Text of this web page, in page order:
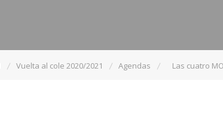
Vuelta al cole 2020/2021 Agendas Las cuatro